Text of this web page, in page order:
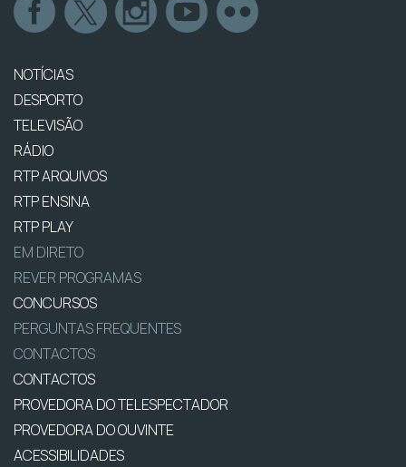
NOTÍCIAS
DESPORTO
TELEVISÃO
RÁDIO
RTP ARQUIVOS
RTP ENSINA
RTP PLAY
EM DIRETO
REVER PROGRAMAS
CONCURSOS
PERGUNTAS FREQUENTES
CONTACTOS
CONTACTOS
PROVEDORA DO TELESPECTADOR
PROVEDORA DO OUVINTE
ACESSIBILIDADES